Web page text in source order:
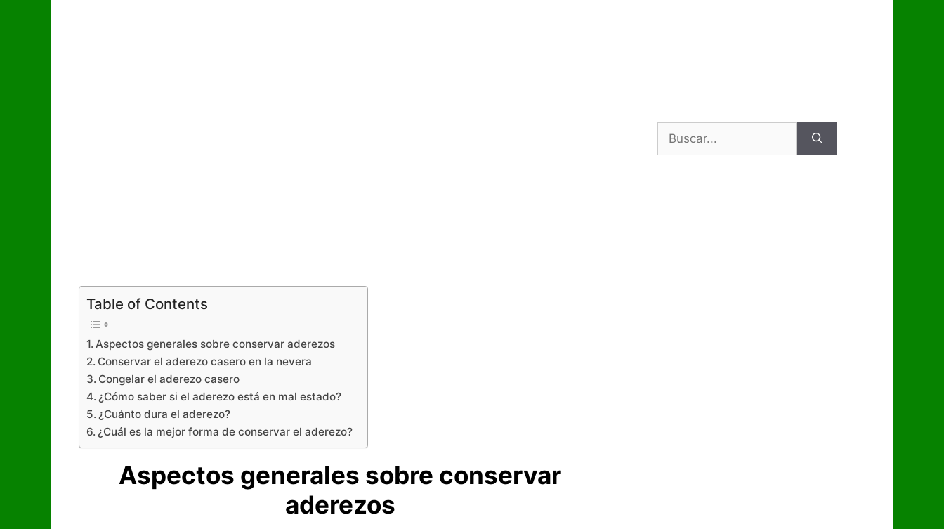
Table of Contents
Aspectos generales sobre conservar aderezos
Conservar el aderezo casero en la nevera
Congelar el aderezo casero
¿Cómo saber si el aderezo está en mal estado?
¿Cuánto dura el aderezo?
¿Cuál es la mejor forma de conservar el aderezo?
Aspectos generales sobre conservar
aderezos
Buscar: